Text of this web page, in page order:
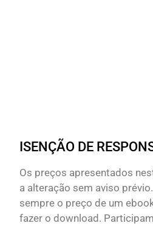
ISENÇÃO DE
Os preços apresentados
a alteração sem aviso
sempre o preço de um
fazer o download.